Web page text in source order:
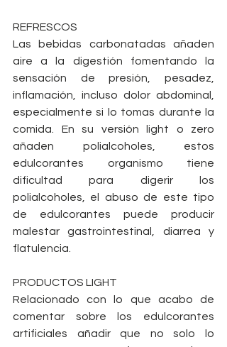
REFRESCOS
Las bebidas carbonatadas añaden
aire a la digestión fomentando la
sensación de presión, pesadez,
inflamación, incluso dolor abdominal,
especialmente si lo tomas durante la
comida. En su versión light o zero
añaden polialcoholes, estos
edulcorantes organismo tiene
dificultad para digerir los
polialcoholes, el abuso de este tipo
de edulcorantes puede producir
malestar gastrointestinal, diarrea y
flatulencia.
PRODUCTOS LIGHT
Relacionado con lo que acabo de
comentar sobre los edulcorantes
artificiales añadir que no solo lo